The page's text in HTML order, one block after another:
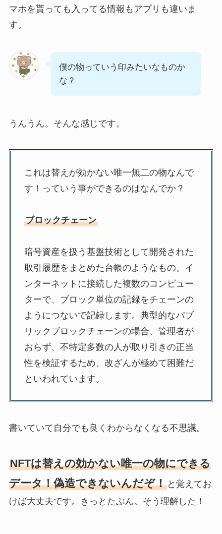
マホを貰っても入ってる情報もアプリも違いま
す。
僕の物っていう印みたいなものか
な？
うんうん。そんな感じです。
これは替えが効かない唯一無二の物なんで
す！っていう事ができるのはなんでか？
ブロックチェーン
暗号資産を扱う基盤技術として開発された
取引履歴をまとめた台帳のようなもの。イ
ンターネットに接続した複数のコンピュー
ターで、ブロック単位の記録をチェーンの
ようにつないで記録します。典型的なパブ
リックブロックチェーンの場合、管理者が
おらず、不特定多数の人が取り引きの正当
性を検証するため、改ざんが極めて困難だ
といわれています。
書いていて自分でも良くわからなくなる不思議。
NFTは替えの効かない唯一の物にできる
データ！偽造できないんだぞ！と覚えてお
けば大丈夫です。きっとたぶん。そう理解した！